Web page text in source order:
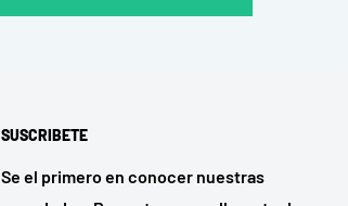
SUSCRIBETE
Se el primero en conocer nuestras